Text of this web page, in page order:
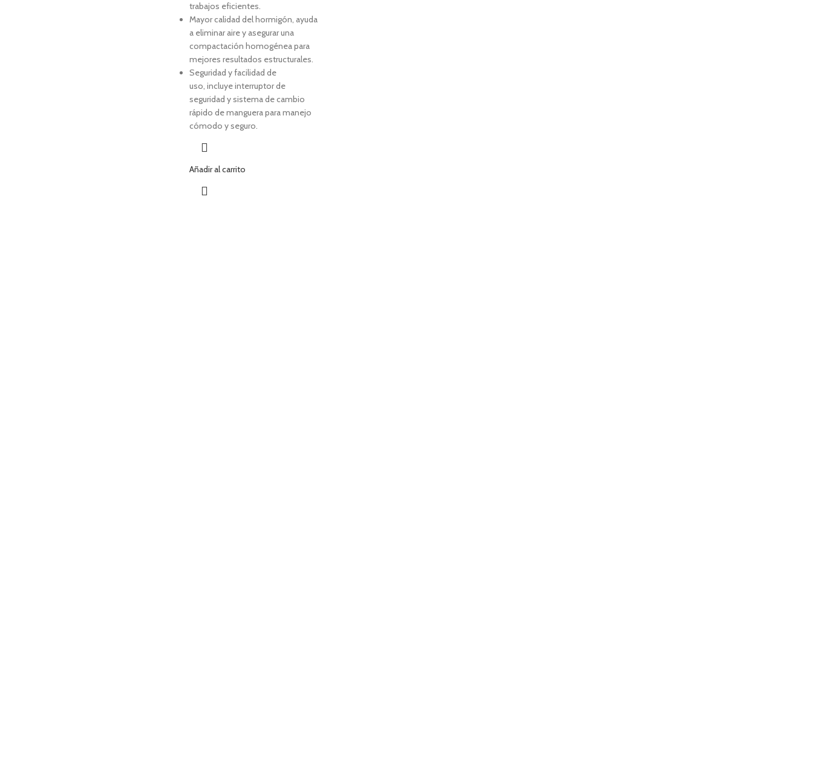
trabajos eficientes.
Mayor calidad del hormigón, ayuda
a eliminar aire y asegurar una
compactación homogénea para
mejores resultados estructurales.
Seguridad y facilidad de
uso, incluye interruptor de
seguridad y sistema de cambio
rápido de manguera para manejo
cómodo y seguro.
Añadir al carrito